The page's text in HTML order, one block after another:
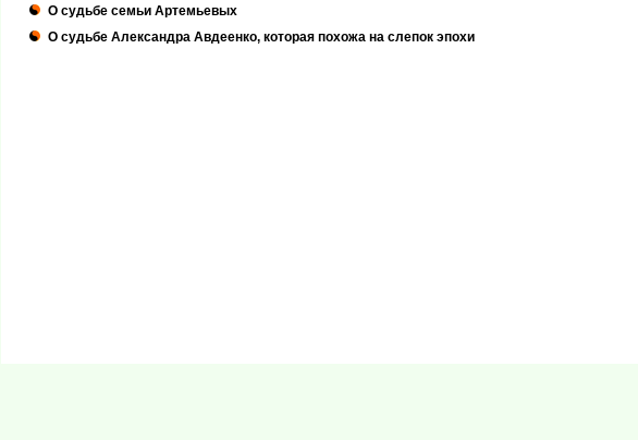
О судьбе семьи Артемьевых
О судьбе Александра Авдеенко, которая похожа на слепок эпохи